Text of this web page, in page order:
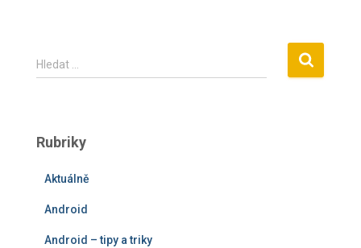
V
y
d
Hledat …
Rubriky
Aktuálně
Android
Android – tipy a triky